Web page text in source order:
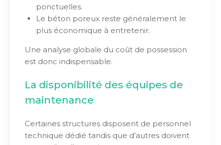
ponctuelles.
Le béton poreux reste généralement le
plus économique à entretenir.
Une analyse globale du coût de possession
est donc indispensable.
La disponibilité des équipes de
maintenance
Certaines structures disposent de personnel
technique dédié tandis que d’autres doivent